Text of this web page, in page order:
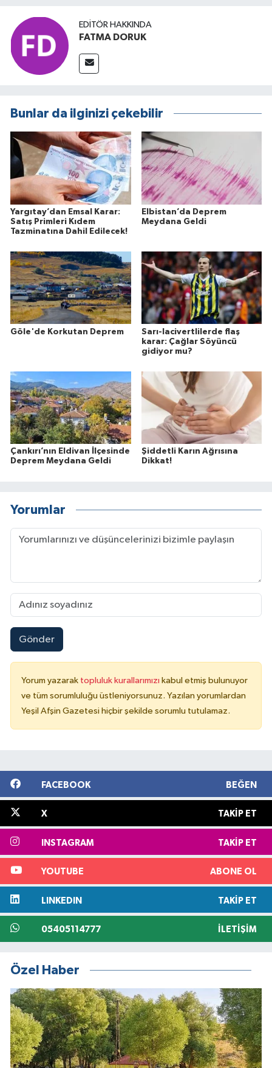
EDITÖR HAKKINDA
FATMA DORUK
Bunlar da ilginizi çekebilir
Yargıtay’dan Emsal Karar:
Satış Primleri Kıdem
Tazminatına Dahil Edilecek!
Elbistan’da Deprem
Meydana Geldi
Göle'de Korkutan Deprem
Sarı-lacivertlilerde flaş
karar: Çağlar Söyüncü
gidiyor mu?
Çankırı’nın Eldivan İlçesinde
Deprem Meydana Geldi
Şiddetli Karın Ağrısına
Dikkat!
Yorumlar
Gönder
Yorum yazarak topluluk kurallarımızı kabul etmiş bulunuyor
ve tüm sorumluluğu üstleniyorsunuz. Yazılan yorumlardan
Yeşil Afşin Gazetesi hiçbir şekilde sorumlu tutulamaz.
FACEBOOK BEĞEN
X TAKIP ET
INSTAGRAM TAKIP ET
YOUTUBE ABONE OL
LINKEDIN TAKIP ET
05405114777 İLETIŞIM
Özel Haber